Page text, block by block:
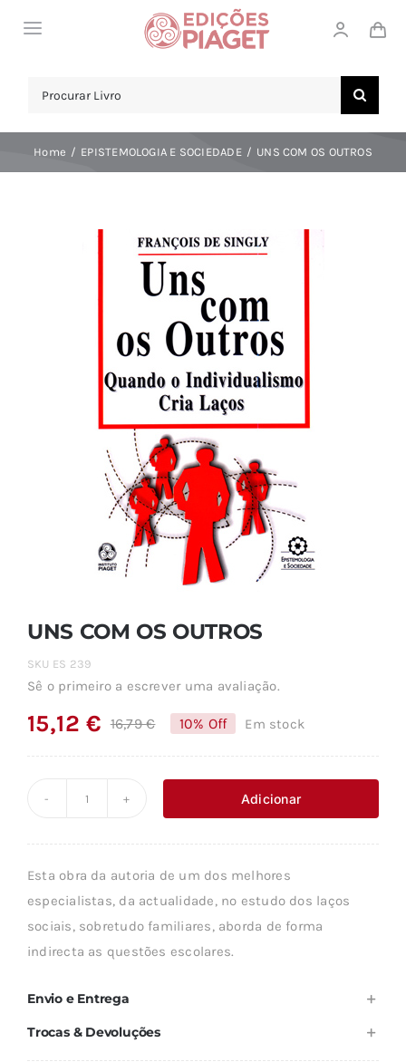
Toggle
Search
Home EPISTEMOLOGIA E SOCIEDADE UNS COM OS OUTROS
UNS COM OS OUTROS
SKU ES 239
Sê o primeiro a escrever uma avaliação.
16,79€O
original
era:
15,12€
O
é:
10% Off Em stock
Adicionar
Esta obra da autoria de um dos melhores
especialistas, da actualidade, no estudo dos laços
sociais, sobretudo familiares, aborda de forma
indirecta as questões escolares.
Envio e Entrega
Trocas & Devoluções